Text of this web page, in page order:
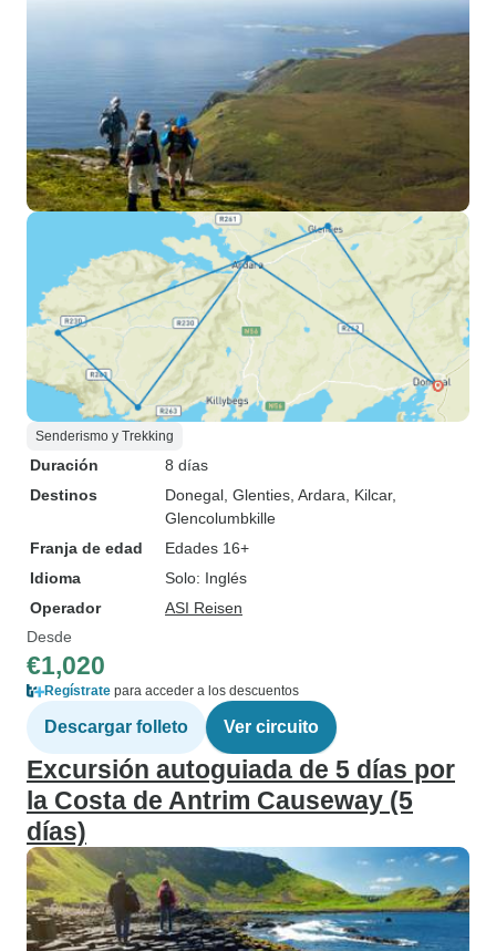
Senderismo y Trekking
Duración
8 días
Destinos
Donegal , Glenties , Ardara , Kilcar,
Glencolumbkille
Franja de edad
Edades 16+
Idioma
Solo: Inglés
Operador
ASI Reisen
Desde
€1,020
Regístrate para acceder a los descuentos
Descargar folleto Ver circuito
Excursión autoguiada de 5 días por
la Costa de Antrim Causeway (5
días)